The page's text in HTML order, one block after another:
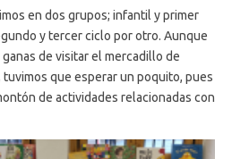
en dos grupos; infantil y primer
y tercer ciclo por otro. Aunque
de visitar el mercadillo de
que esperar un poquito, pues
de actividades relacionadas con